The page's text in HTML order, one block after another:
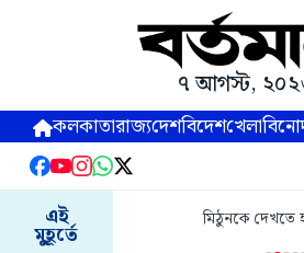
৭ আগস্ট,
কলকাতারাজ্যদেশবিদেশখেলা
এই
মুহূর্তে
মিঠুনকে দেখতে